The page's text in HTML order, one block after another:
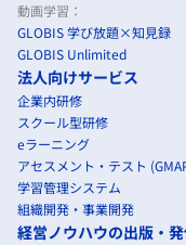
動画学習：
GLOBIS 学び放題×知見録
GLOBIS Unlimited
法人向けサービス
企業内研修
スクール型研修
eラーニング
アセスメント・テスト
学習管理システム
組織開発・事業開発
経営ノウハウの出版・